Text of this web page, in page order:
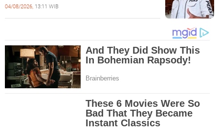
04/08/2026, 13:11 WIB